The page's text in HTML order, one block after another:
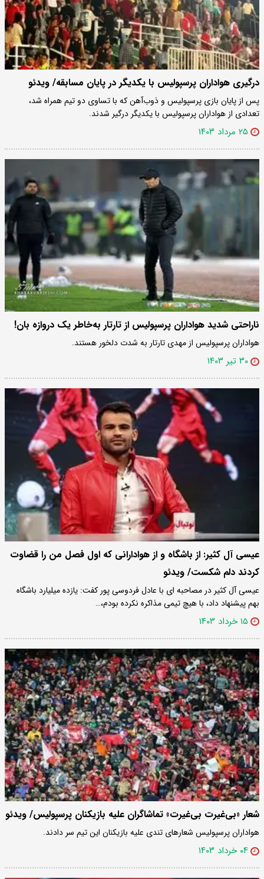
درگیری هواداران پرسپولیس با یکدیگر در پایان مسابقه/ ویدئو
پس از پایان بازی پرسپولیس و ذوب‌آهن که با تساوی دو تیم همراه شد،
تعدادی از هواداران پرسپولیس با یکدیگر درگیر شدند.
۲۵ مرداد ۱۴۰۳
ناراحتی شدید هواداران پرسپولیس از تارتار به‌خاطر یک دروازه بان!
هواداران پرسپولیس از مهدی تارتار به شدت دلخور هستند.
۳۰ تیر ۱۴۰۳
عیسی آل کثیر: از باشگاه و از هوادارانی که اول فصل من را قضاوت
کردند دلم شکست/ ویدئو
عیسی آل کثیر در مصاحبه ای با عادل فردوسی پور کفت: یازده میلیارد باشگاه
بهم پیشنهاد داد، با هیچ تیمی مذاکره نکرده بودم،…
۱۵ خرداد ۱۴۰۳
شعار «بی‌غیرت بی‌غیرت» تماشاگران علیه بازیکنان پرسپولیس/ ویدئو
هواداران پرسپولیس شعارهای تندی علیه بازیکنان این تیم سر دادند.
۰۴ خرداد ۱۴۰۳